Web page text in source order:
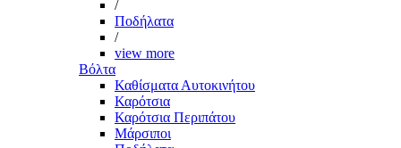
/
Ποδήλατα
/
view more
Βόλτα
Καθίσματα Αυτοκινήτου
Καρότσια
Καρότσια Περιπάτου
Μάρσιποι